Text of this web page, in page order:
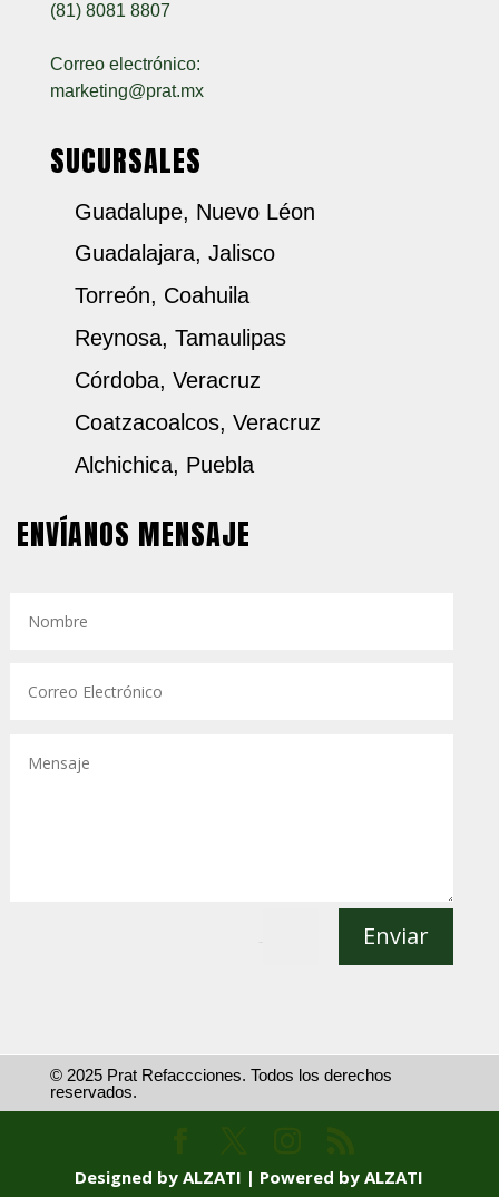
(81) 8081 8807
Correo electrónico:
marketing@prat.mx
SUCURSALES
Guadalupe, Nuevo Léon
Guadalajara, Jalisco
Torreón, Coahuila
Reynosa, Tamaulipas
Córdoba, Veracruz
Coatzacoalcos, Veracruz
Alchichica, Puebla
ENVÍANOS MENSAJE
Enviar
© 2025 Prat Refaccciones. Todos los derechos
reservados.
Designed by ALZATI | Powered by ALZATI